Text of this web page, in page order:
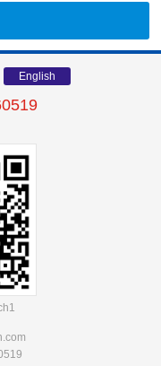
English
.com